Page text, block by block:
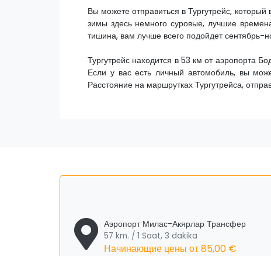
Вы можете отправиться в Тургутрейс,
зимы здесь немного суровые, лучшие
тишина, вам лучше всего подойдет сентябрь-
Тургутрейс находится в 53 км от аэропорта
Если у вас есть личный автомобиль, вы
Расстояние на маршрутках Тургутрейса,
Аэропорт Милас-Акярлар Трансфер
57 km. / 1 Saat, 3 dakika
Начинающие цены от85,00 €